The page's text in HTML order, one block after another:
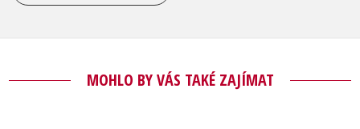
MOHLO BY VÁS TAKÉ ZAJÍMAT